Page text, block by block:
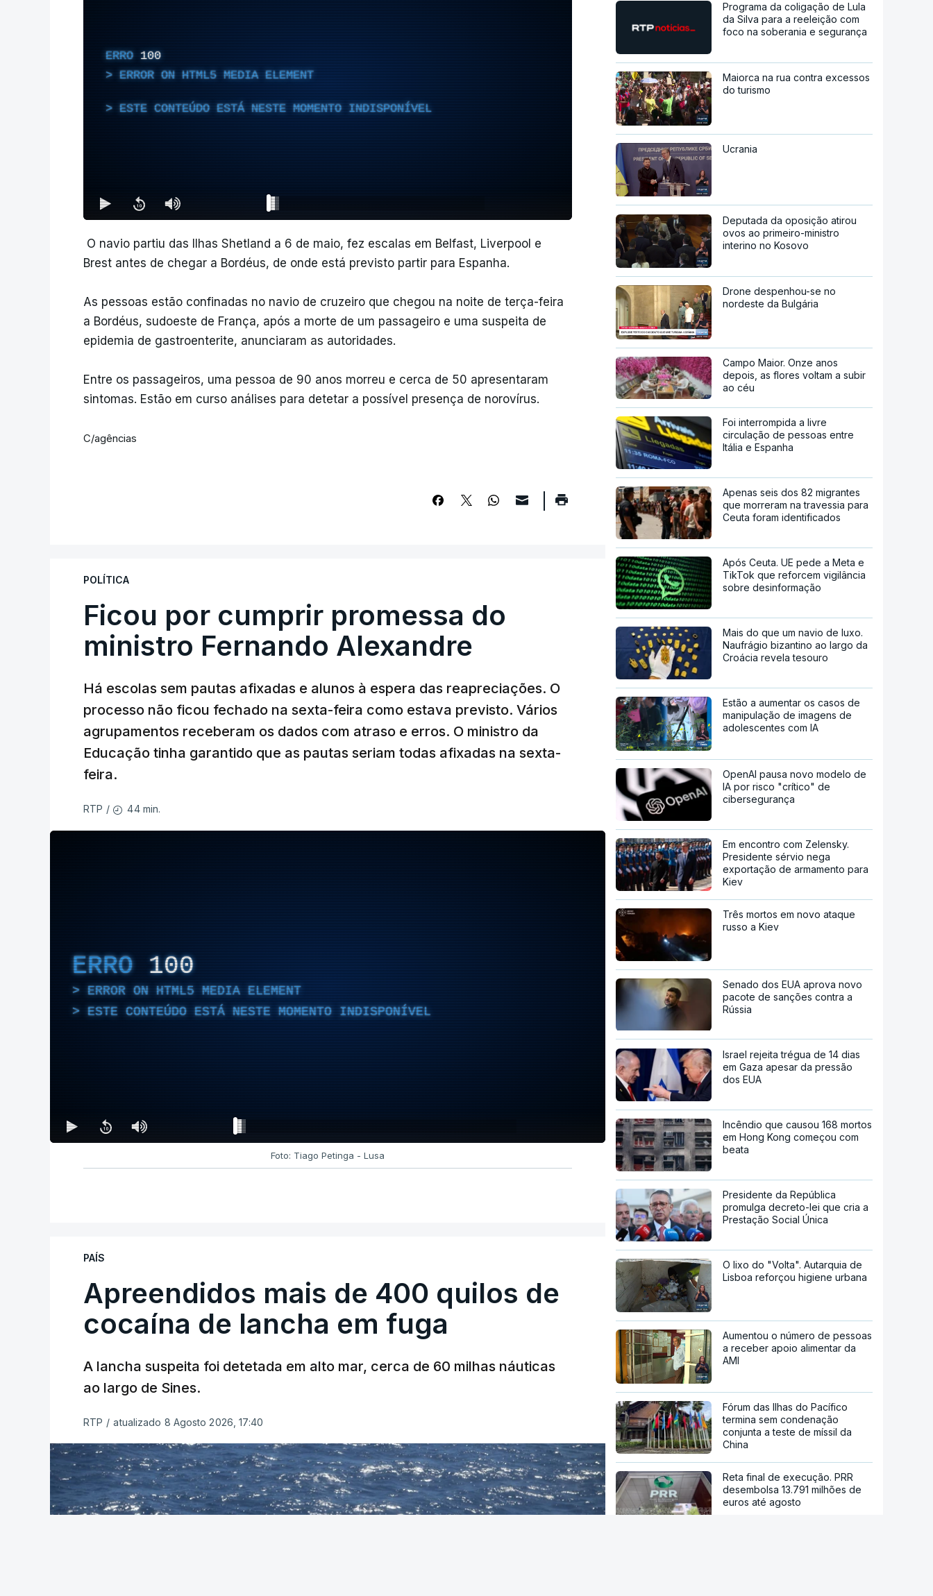
ERRO 100
ERROR ON HTML5 MEDIA ELEMENT
ESTE CONTEÚDO ESTÁ NESTE MOMENTO INDISPONÍVEL
O navio partiu das Ilhas Shetland a 6 de maio, fez escalas em Belfast, Liverpool e
Brest antes de chegar a Bordéus, de onde está previsto partir para Espanha.
As pessoas estão confinadas no navio de cruzeiro que chegou na noite de terça-feira
a Bordéus, sudoeste de França, após a morte de um passageiro e uma suspeita de
epidemia de gastroenterite, anunciaram as autoridades.
Entre os passageiros, uma pessoa de 90 anos morreu e cerca de 50 apresentaram
sintomas. Estão em curso análises para detetar a possível presença de norovírus.
C/agências
POLÍTICA
Ficou por cumprir promessa do
ministro Fernando Alexandre
Há escolas sem pautas afixadas e alunos à espera das reapreciações. O
processo não ficou fechado na sexta-feira como estava previsto. Vários
agrupamentos receberam os dados com atraso e erros. O ministro da
Educação tinha garantido que as pautas seriam todas afixadas na sexta-
feira.
RTP / 44 min.
ERRO 100
ERROR ON HTML5 MEDIA ELEMENT
ESTE CONTEÚDO ESTÁ NESTE MOMENTO INDISPONÍVEL
Foto: Tiago Petinga - Lusa
PAÍS
Apreendidos mais de 400 quilos de
cocaína de lancha em fuga
A lancha suspeita foi detetada em alto mar, cerca de 60 milhas náuticas
ao largo de Sines.
RTP / atualizado 8 Agosto 2026, 17:40
Programa da coligação de Lula
da Silva para a reeleição com
foco na soberania e segurança
Maiorca na rua contra excessos
do turismo
Ucrania
Deputada da oposição atirou
ovos ao primeiro-ministro
interino no Kosovo
Drone despenhou-se no
nordeste da Bulgária
Campo Maior. Onze anos
depois, as flores voltam a subir
ao céu
Foi interrompida a livre
circulação de pessoas entre
Itália e Espanha
Apenas seis dos 82 migrantes
que morreram na travessia para
Ceuta foram identificados
Após Ceuta. UE pede a Meta e
TikTok que reforcem vigilância
sobre desinformação
Mais do que um navio de luxo.
Naufrágio bizantino ao largo da
Croácia revela tesouro
Estão a aumentar os casos de
manipulação de imagens de
adolescentes com IA
OpenAI pausa novo modelo de
IA por risco "crítico" de
cibersegurança
Em encontro com Zelensky.
Presidente sérvio nega
exportação de armamento para
Kiev
Três mortos em novo ataque
russo a Kiev
Senado dos EUA aprova novo
pacote de sanções contra a
Rússia
Israel rejeita trégua de 14 dias
em Gaza apesar da pressão
dos EUA
Incêndio que causou 168 mortos
em Hong Kong começou com
beata
Presidente da República
promulga decreto-lei que cria a
Prestação Social Única
O lixo do "Volta". Autarquia de
Lisboa reforçou higiene urbana
Aumentou o número de pessoas
a receber apoio alimentar da
AMI
Fórum das Ilhas do Pacífico
termina sem condenação
conjunta a teste de míssil da
China
Reta final de execução. PRR
desembolsa 13.791 milhões de
euros até agosto